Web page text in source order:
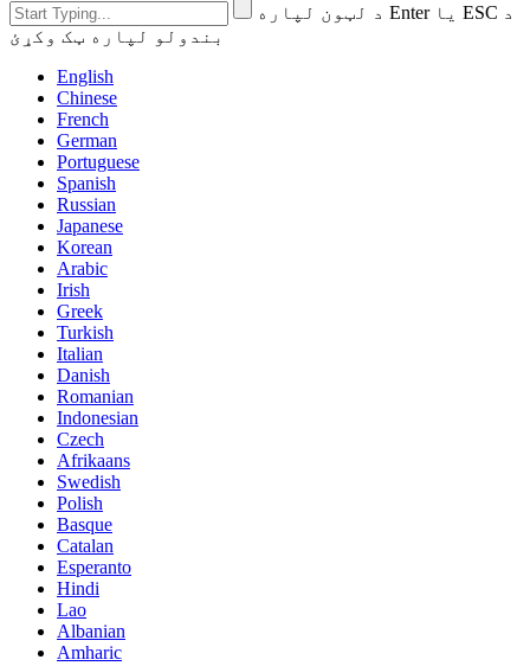
د لټون لپاره Enter یا ESC د
بندولو لپاره ټک وکړئ
English
Chinese
French
German
Portuguese
Spanish
Russian
Japanese
Korean
Arabic
Irish
Greek
Turkish
Italian
Danish
Romanian
Indonesian
Czech
Afrikaans
Swedish
Polish
Basque
Catalan
Esperanto
Hindi
Lao
Albanian
Amharic